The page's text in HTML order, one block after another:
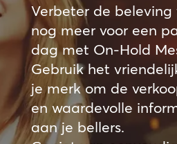
Verbeter de beleving
nog meer voor een
dag met On-Hold
Gebruik het
je merk om de
en waardevolle
aan je bellers.